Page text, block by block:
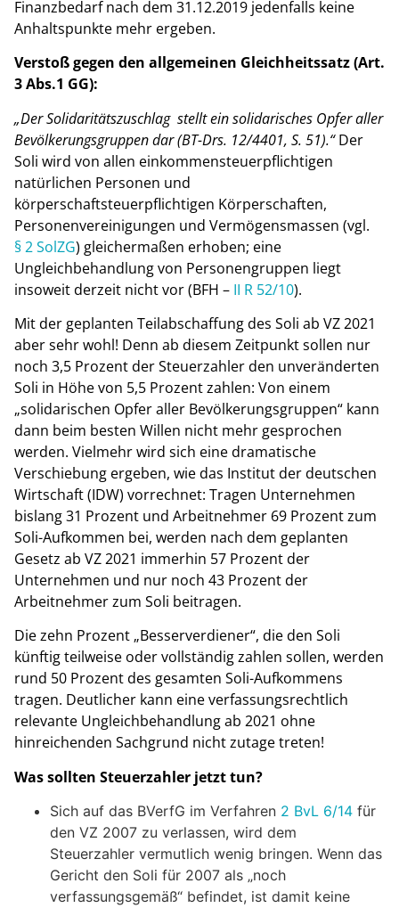
Finanzbedarf nach dem 31.12.2019 jedenfalls keine
Anhaltspunkte mehr ergeben.
Verstoß gegen den allgemeinen Gleichheitssatz (Art.
3 Abs.1 GG):
„Der Solidaritätszuschlag stellt ein solidarisches Opfer aller
Bevölkerungsgruppen dar (BT-Drs. 12/4401, S. 51).“Der
Soli wird von allen einkommensteuerpflichtigen
natürlichen Personen und
körperschaftsteuerpflichtigen Körperschaften,
Personenvereinigungen und Vermögensmassen (vgl.
§ 2 SolZG) gleichermaßen erhoben; eine
Ungleichbehandlung von Personengruppen liegt
insoweit derzeit nicht vor (BFH – II R 52/10).
Mit der geplanten Teilabschaffung des Soli ab VZ 2021
aber sehr wohl! Denn ab diesem Zeitpunkt sollen nur
noch 3,5 Prozent der Steuerzahler den unveränderten
Soli in Höhe von 5,5 Prozent zahlen: Von einem
„solidarischen Opfer aller Bevölkerungsgruppen“ kann
dann beim besten Willen nicht mehr gesprochen
werden. Vielmehr wird sich eine dramatische
Verschiebung ergeben, wie das Institut der deutschen
Wirtschaft (IDW) vorrechnet: Tragen Unternehmen
bislang 31 Prozent und Arbeitnehmer 69 Prozent zum
Soli-Aufkommen bei, werden nach dem geplanten
Gesetz ab VZ 2021 immerhin 57 Prozent der
Unternehmen und nur noch 43 Prozent der
Arbeitnehmer zum Soli beitragen.
Die zehn Prozent „Besserverdiener“, die den Soli
künftig teilweise oder vollständig zahlen sollen, werden
rund 50 Prozent des gesamten Soli-Aufkommens
tragen. Deutlicher kann eine verfassungsrechtlich
relevante Ungleichbehandlung ab 2021 ohne
hinreichenden Sachgrund nicht zutage treten!
Was sollten Steuerzahler jetzt tun?
Sich auf das BVerfG im Verfahren 2 BvL 6/14 für
den VZ 2007 zu verlassen, wird dem
Steuerzahler vermutlich wenig bringen. Wenn das
Gericht den Soli für 2007 als „noch
verfassungsgemäß“ befindet, ist damit keine